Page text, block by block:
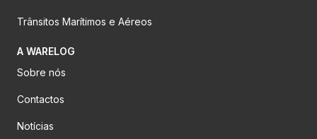
Trânsitos Marítimos e Aéreos
A WARELOG
Sobre nós
Contactos
Notícias